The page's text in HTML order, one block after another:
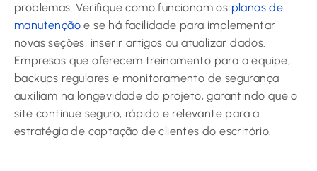
problemas. Verifique como funcionam os planos de
manutenção e se há facilidade para implementar
novas seções, inserir artigos ou atualizar dados.
Empresas que oferecem treinamento para a equipe,
backups regulares e monitoramento de segurança
auxiliam na longevidade do projeto, garantindo que o
site continue seguro, rápido e relevante para a
estratégia de captação de clientes do escritório.